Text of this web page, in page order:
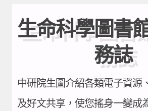
to
content
生命科學圖書
務誌
中研院生圖介紹各類電子資源
及好文共享，使您搖身一變成